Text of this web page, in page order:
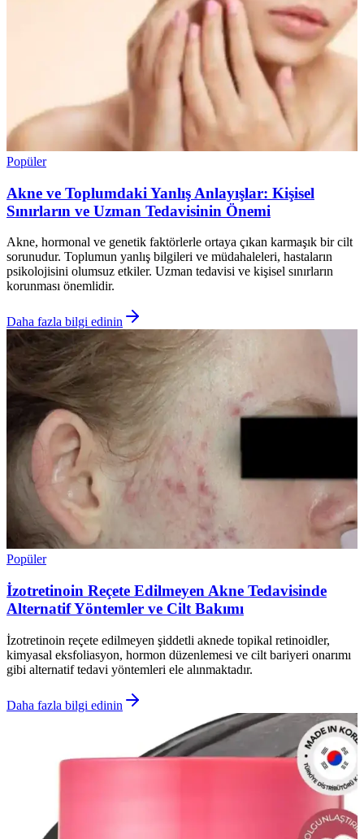
Popüler
Akne ve Toplumdaki Yanlış Anlayışlar: Kişisel
Sınırların ve Uzman Tedavisinin Önemi
Akne, hormonal ve genetik faktörlerle ortaya çıkan karmaşık bir cilt
sorunudur. Toplumun yanlış bilgileri ve müdahaleleri, hastaların
psikolojisini olumsuz etkiler. Uzman tedavisi ve kişisel sınırların
korunması önemlidir.
Daha fazla bilgi edinin
Popüler
İzotretinoin Reçete Edilmeyen Akne Tedavisinde
Alternatif Yöntemler ve Cilt Bakımı
İzotretinoin reçete edilmeyen şiddetli aknede topikal retinoidler,
kimyasal eksfoliasyon, hormon düzenlemesi ve cilt bariyeri onarımı
gibi alternatif tedavi yöntemleri ele alınmaktadır.
Daha fazla bilgi edinin